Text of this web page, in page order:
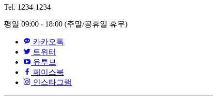
Tel. 1234-1234
평일 09:00 - 18:00 (주말/공휴일 휴무)
카카오톡
트위터
유투브
페이스북
인스타그램